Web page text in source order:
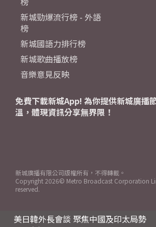
美日韓外長會談 聚焦中國及印太局勢
新城勁爆流行榜 - 外語
榜
新城國語力排行榜
新城歌曲播放榜
音樂意見反映
免費下載新城App! 為你提供新城廣播
溫，體現資訊分享無界限！
新城廣播有限公司版權所有，不得轉載。
Copyright 2026© Metro Broadcast Corporation
reserved.